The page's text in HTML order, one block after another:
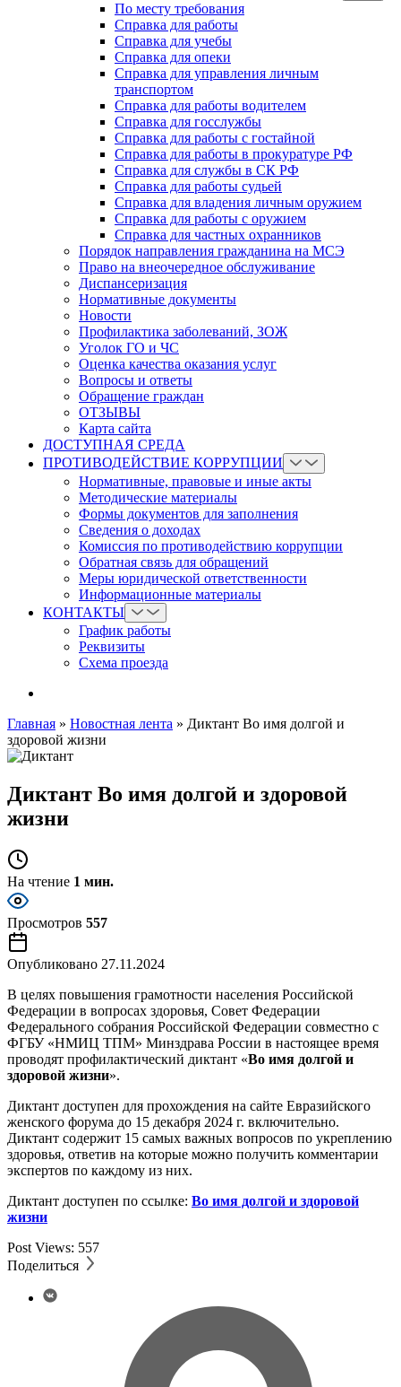
По месту требования
Справка для работы
Справка для учебы
Справка для опеки
Справка для управления личным
транспортом
Справка для работы водителем
Справка для госслужбы
Справка для работы с гостайной
Справка для работы в прокуратуре РФ
Справка для службы в СК РФ
Справка для работы судьей
Справка для владения личным оружием
Справка для работы с оружием
Справка для частных охранников
Порядок направления гражданина на МСЭ
Право на внеочередное обслуживание
Диспансеризация
Нормативные документы
Новости
Профилактика заболеваний, ЗОЖ
Уголок ГО и ЧС
Оценка качества оказания услуг
Вопросы и ответы
Обращение граждан
ОТЗЫВЫ
Карта сайта
ДОСТУПНАЯ СРЕДА
ПРОТИВОДЕЙСТВИЕ КОРРУПЦИИ
Нормативные, правовые и иные акты
Методические материалы
Формы документов для заполнения
Сведения о доходах
Комиссия по противодействию коррупции
Обратная связь для обращений
Меры юридической ответственности
Информационные материалы
КОНТАКТЫ
График работы
Реквизиты
Схема проезда
Главная » Новостная лента » Диктант Во имя долгой и
здоровой жизни
Диктант Во имя долгой и здоровой
жизни
На чтение 1 мин.
Просмотров 557
Опубликовано 27.11.2024
В целях повышения грамотности населения Российской
Федерации в вопросах здоровья, Совет Федерации
Федерального собрания Российской Федерации совместно с
ФГБУ «НМИЦ ТПМ» Минздрава России в настоящее время
проводят профилактический диктант «Во имя долгой и
здоровой жизни».
Диктант доступен для прохождения на сайте Евразийского
женского форума до 15 декабря 2024 г. включительно.
Диктант содержит 15 самых важных вопросов по укреплению
здоровья, ответив на которые можно получить комментарии
экспертов по каждому из них.
Диктант доступен по ссылке: Во имя долгой и здоровой
жизни
Post Views: 557
Поделиться